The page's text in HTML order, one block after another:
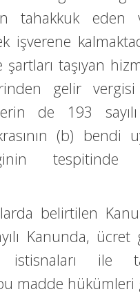
tahakkuk eden
işverene
şartları taşıyan
gelir vergisi
de 193
(b) bendi
tespitinde
belirtilen
Kanunda,
ile
madde hükümleri